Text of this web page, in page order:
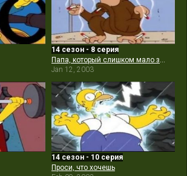
14 сезон - 8 серия
Папа, который слишком мало знал
Jan 12, 2003
14 сезон - 10 серия
Проси, что хочешь